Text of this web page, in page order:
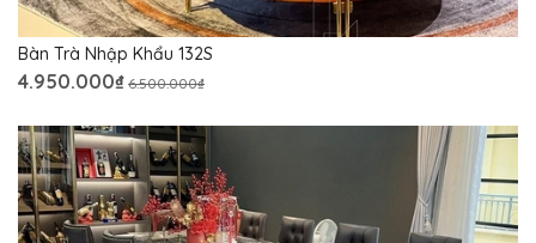
Bàn Trà Nhập Khẩu 132S
4.950.000₫ 6.500.000₫